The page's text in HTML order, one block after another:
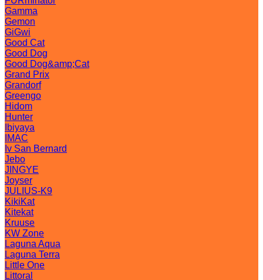
Gamma
Gemon
GiGwi
Good Cat
Good Dog
Good Dog&amp;Cat
Grand Prix
Grandorf
Greengo
Hidom
Hunter
Ibiyaya
IMAC
Iv San Bernard
Jebo
JINGYE
Joyser
JULIUS-K9
KikiKat
Kitekat
Kruuse
KW Zone
Laguna Aqua
Laguna Terra
Little One
Littoral